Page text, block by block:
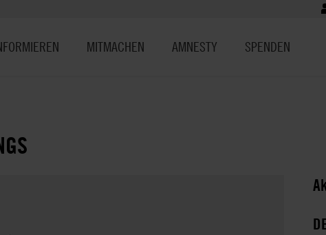
MITMACHEN AMNESTY SPENDEN